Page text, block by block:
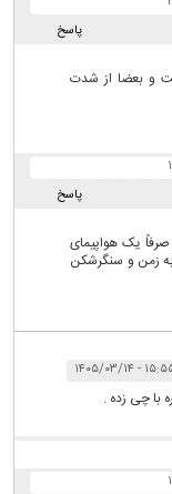
پاسخ
و بعضا از شدت
پاسخ
محض اطلاع جناب خلیلی، هواپیمای اف 35 صرفاً یک هواپیمای
زمن و سنگرشکن
- ۱۴۰۵/۰۳/۱۴
با چی زده .